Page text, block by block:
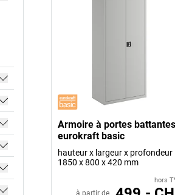
Armoire à portes
eurokraft basic
hauteur x largeur x profondeur
1850 x 800 x 420 mm
hors
à partir de